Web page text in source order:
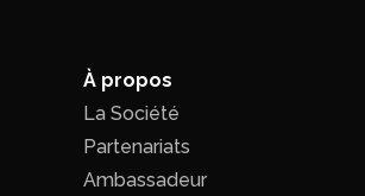
À propos
La Société
Partenariats
Ambassadeur